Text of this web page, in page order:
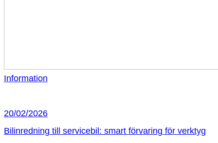
Information
20/02/2026
Bilinredning till servicebil: smart förvaring för verktyg